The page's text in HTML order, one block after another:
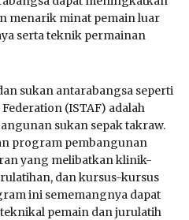
menarik minat pemain luar
serta teknik permainan
sukan antarabangsa seperti
(ISTAF) adalah
sukan sepak takraw.
program pembangunan
yang melibatkan klinik-
dan kursus-kursus
ini sememangnya dapat
pemain dan jurulatih